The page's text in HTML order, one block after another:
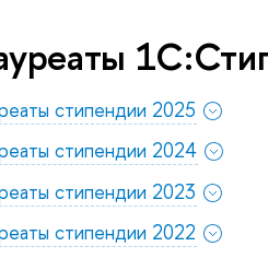
стипендии 2025
стипендии 2024
стипендии 2023
стипендии 2022